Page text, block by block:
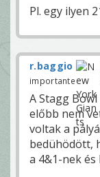
Pl. egy ilyen
r.baggio
importante
A Stagg
előbb nem
voltak a
bedühödött,
a 4&1-nek